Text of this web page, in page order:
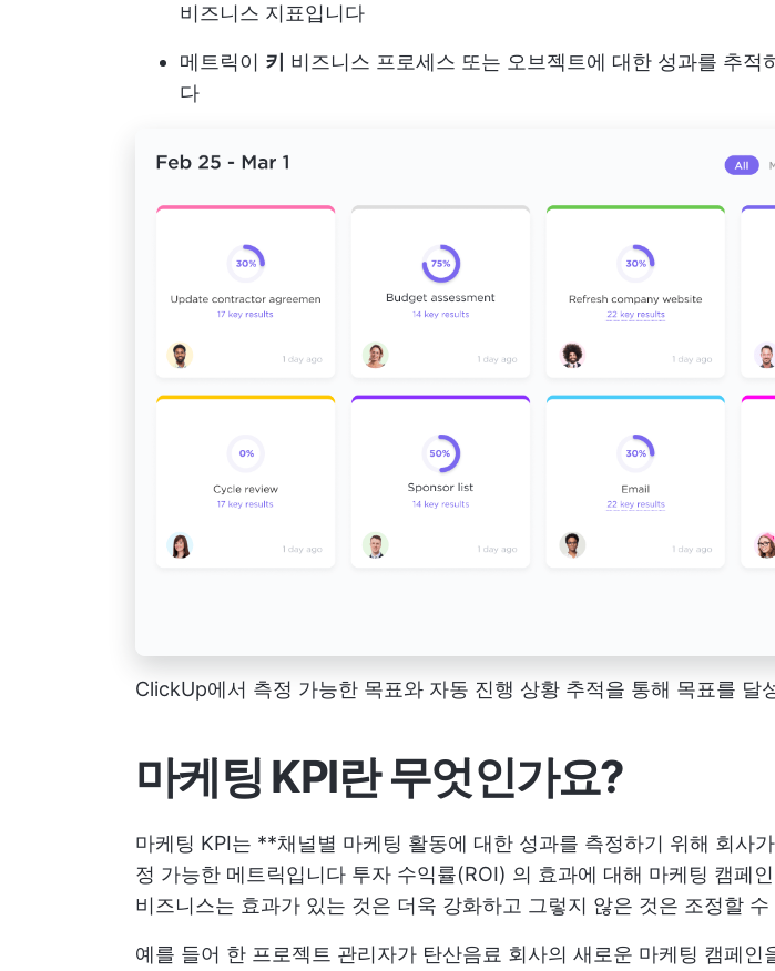
비즈니스 지표입니다
메트릭이 키
비즈니스 프로세스 또는 오브젝트에 대한 성과를 추적
다
ClickUp에서 측정 가능한 목표와 자동 진행 상황 추적을 통해 목표를 달
마케팅 KPI란 무엇인가요?
마케팅 KPI는 **채널별 마케팅 활동에 대한 성과를 측정하기 위해 회사
정 가능한 메트릭입니다 투자 수익률(ROI) 의 효과에 대해 마케팅 캠페
비즈니스는 효과가 있는 것은 더욱 강화하고 그렇지 않은 것은 조정할 수
예를 들어 한 프로젝트 관리자가 탄산음료 회사의 새로운 마케팅 캠페인